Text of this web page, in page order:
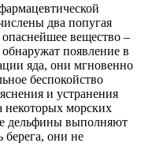
два попугая
вещество –
появление в
яда, они мгновенно
беспокойство
и устранения
некоторых морских
дельфины выполняют
берега, они не